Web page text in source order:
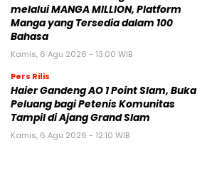
melalui MANGA MILLION, Platform
Manga yang Tersedia dalam 100
Bahasa
Kamis, 6 Agu 2026 - 13:00 WIB
Pers Rilis
Haier Gandeng AO 1 Point Slam, Buka
Peluang bagi Petenis Komunitas
Tampil di Ajang Grand Slam
Kamis, 6 Agu 2026 - 12:10 WIB